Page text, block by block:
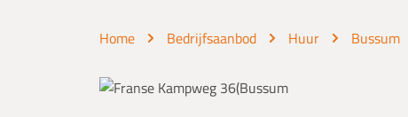
Home Bedrijfsaanbod Huur Bussum